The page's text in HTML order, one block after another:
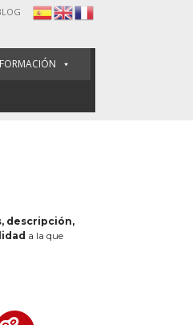
descripción,
a la que